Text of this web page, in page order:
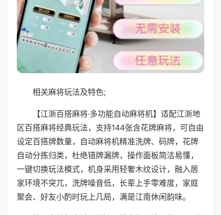
相关麻将玩法及特色;
【江浙百搭麻将·多功能自动麻将机】适配江浙地
区百搭麻将经典玩法，支持144张含花牌麻将，可自由
设定百搭牌数量，自动麻将机精准洗牌、码牌，花牌
自动分拣归类，杜绝错牌漏牌，操作面板简洁易懂，
一键切换玩法模式，机身采用轻奢木纹设计，融入居
家环境不突兀，洗牌噪音低，长辈上手零难度，家庭
聚会、好友小酌时玩上几局，满是江南休闲韵味。